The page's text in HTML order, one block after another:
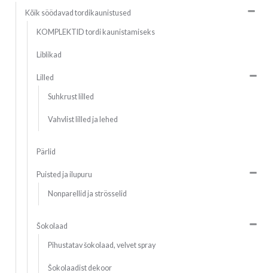
Kõik söödavad tordikaunistused
KOMPLEKTID tordi kaunistamiseks
Liblikad
Lilled
Suhkrust lilled
Vahvlist lilled ja lehed
Pärlid
Puisted ja ilupuru
Nonparellid ja strösselid
Šokolaad
Pihustatav šokolaad, velvet spray
Šokolaadist dekoor